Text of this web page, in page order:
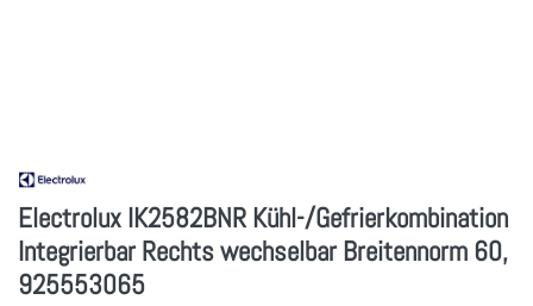
Electrolux IK2582BNR Kühl-/Gefrierkombination
Integrierbar Rechts wechselbar Breitennorm 60,
925553065